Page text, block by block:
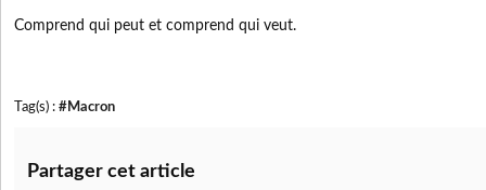
Comprend qui peut et comprend qui veut.
Tag(s) : #Macron
Partager cet article